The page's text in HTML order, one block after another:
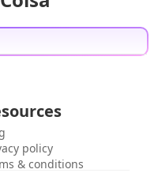
policy
& conditions